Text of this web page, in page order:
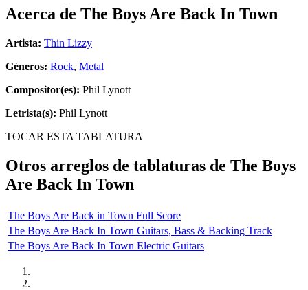
Acerca de The Boys Are Back In Town
Artista: Thin Lizzy
Géneros: Rock, Metal
Compositor(es): Phil Lynott
Letrista(s): Phil Lynott
TOCAR ESTA TABLATURA
Otros arreglos de tablaturas de The Boys
Are Back In Town
The Boys Are Back in Town Full Score
The Boys Are Back In Town Guitars, Bass & Backing Track
The Boys Are Back In Town Electric Guitars